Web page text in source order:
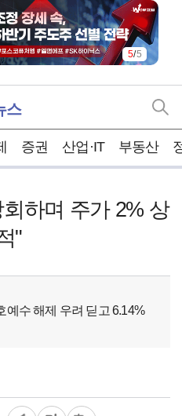
5/5
스
증권 산업·IT 부동산
하며 주가 2% 상
"
예수 해제 우려 딛고 6.14%